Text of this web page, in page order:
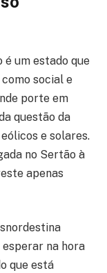
é um estado que
social e
porte em
questão da
e solares.
no Sertão à
apenas
esperar na hora
que está